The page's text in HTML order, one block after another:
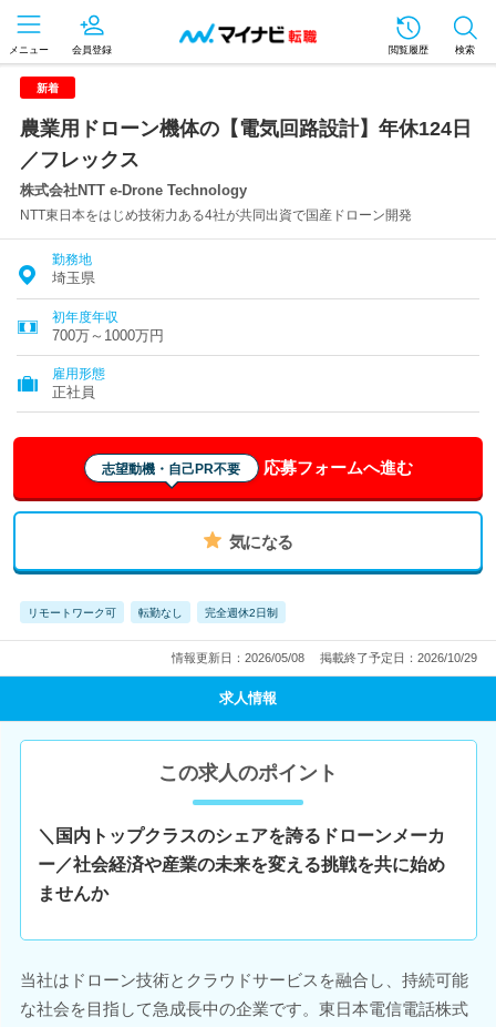
メニュー 会員登録 閲覧履歴 検索
新着
農業用ドローン機体の【電気回路設計】年休124日
／フレックス
株式会社NTT e-Drone Technology
NTT東日本をはじめ技術力ある4社が共同出資で国産ドローン開発
勤務地
埼玉県
初年度年収
700万～1000万円
雇用形態
正社員
志望動機・自己PR不要 応募フォームへ進む
気になる
リモートワーク可 転勤なし 完全週休2日制
情報更新日：2026/05/08 掲載終了予定日：2026/10/29
求人情報
この求人のポイント
＼国内トップクラスのシェアを誇るドローンメーカ
ー／社会経済や産業の未来を変える挑戦を共に始め
ませんか
当社はドローン技術とクラウドサービスを融合し、持続可能
な社会を目指して急成長中の企業です。東日本電信電話株式